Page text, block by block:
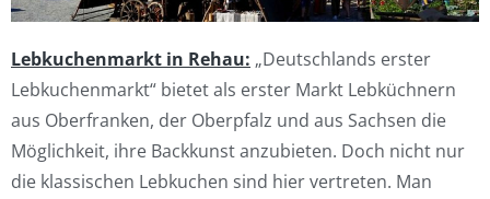
Lebkuchenmarkt in Rehau: „Deutschlands erster
Lebkuchenmarkt“ bietet als erster Markt Lebküchnern
aus Oberfranken, der Oberpfalz und aus Sachsen die
Möglichkeit, ihre Backkunst anzubieten. Doch nicht nur
die klassischen Lebkuchen sind hier vertreten. Man